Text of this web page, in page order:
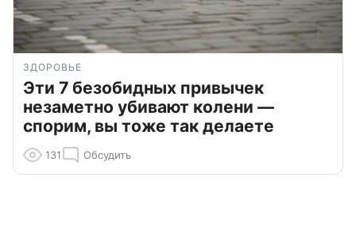
ЗДОРОВЬЕ
Эти 7 безобидных привычек
незаметно убивают колени —
спорим, вы тоже так делаете
131 Обсудить